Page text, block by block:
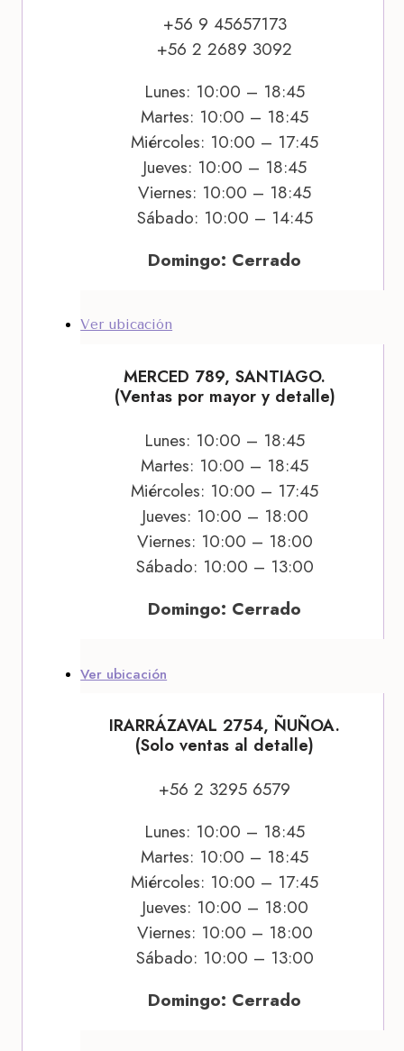
+56 9 45657173
+56 2 2689 3092
Lunes: 10:00 – 18:45
Martes: 10:00 – 18:45
Miércoles: 10:00 – 17:45
Jueves: 10:00 – 18:45
Viernes: 10:00 – 18:45
Sábado: 10:00 – 14:45
Domingo: Cerrado
Ver ubicación
MERCED 789, SANTIAGO.
(Ventas por mayor y detalle)
Lunes: 10:00 – 18:45
Martes: 10:00 – 18:45
Miércoles: 10:00 – 17:45
Jueves: 10:00 – 18:00
Viernes: 10:00 – 18:00
Sábado: 10:00 – 13:00
Domingo: Cerrado
Ver ubicación
IRARRÁZAVAL 2754, ÑUÑOA.
(Solo ventas al detalle)
+56 2 3295 6579
Lunes: 10:00 – 18:45
Martes: 10:00 – 18:45
Miércoles: 10:00 – 17:45
Jueves: 10:00 – 18:00
Viernes: 10:00 – 18:00
Sábado: 10:00 – 13:00
Domingo: Cerrado